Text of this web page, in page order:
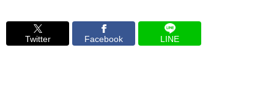
Twitter Facebook LINE